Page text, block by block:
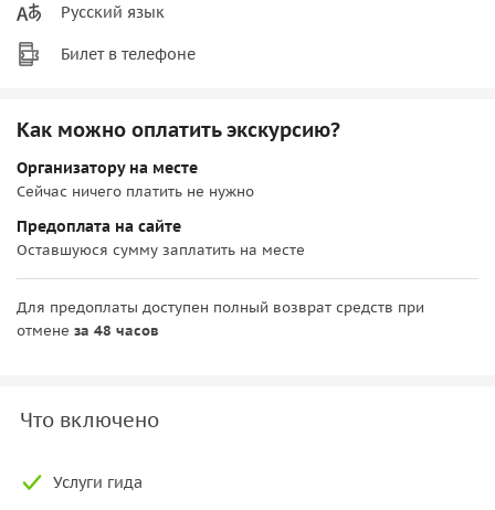
Русский язык
Билет в телефоне
Как можно оплатить экскурсию?
Организатору на месте
Сейчас ничего платить не нужно
Предоплата на сайте
Оставшуюся сумму заплатить на месте
Для предоплаты доступен полный возврат средств при
отмене за 48 часов
Что включено
Услуги гида